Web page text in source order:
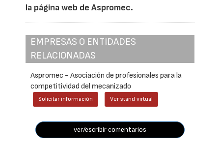
la página web de Aspromec.
EMPRESAS O ENTIDADES
RELACIONADAS
Aspromec - Asociación de profesionales para la
competitividad del mecanizado
Solicitar información Ver stand virtual
ver/escribir comentarios